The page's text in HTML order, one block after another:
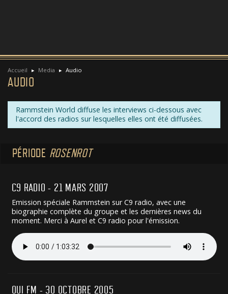
Accueil Media Audio
AUDIO
Rammstein World diffuse les interviews ci-dessous avec
l'accord des radios sur lesquelles elles ont été diffusées.
PÉRIODE ROSENROT
C9 RADIO - 21 MARS 2007
Emission spéciale Rammstein sur C9 radio, avec une
biographie complète du groupe et les dernières news du
moment. Merci à Aurel et C9 radio pour l'émission.
OUI FM - 30 OCTOBRE 2005